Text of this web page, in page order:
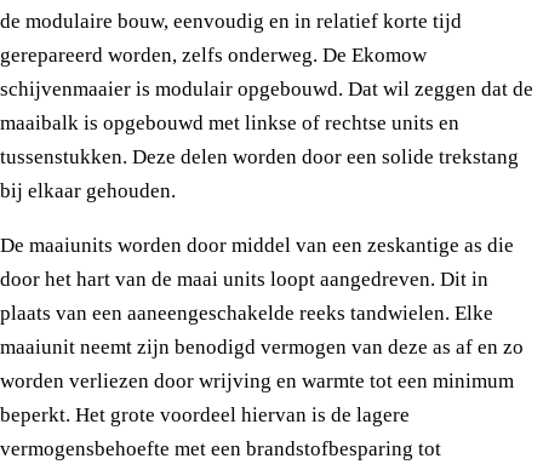
de modulaire bouw, eenvoudig en in relatief korte tijd
gerepareerd worden, zelfs onderweg. De Ekomow
schijvenmaaier is modulair opgebouwd. Dat wil zeggen dat de
maaibalk is opgebouwd met linkse of rechtse units en
tussenstukken. Deze delen worden door een solide trekstang
bij elkaar gehouden.
De maaiunits worden door middel van een zeskantige as die
door het hart van de maai units loopt aangedreven. Dit in
plaats van een aaneengeschakelde reeks tandwielen. Elke
maaiunit neemt zijn benodigd vermogen van deze as af en zo
worden verliezen door wrijving en warmte tot een minimum
beperkt. Het grote voordeel hiervan is de lagere
vermogensbehoefte met een brandstofbesparing tot